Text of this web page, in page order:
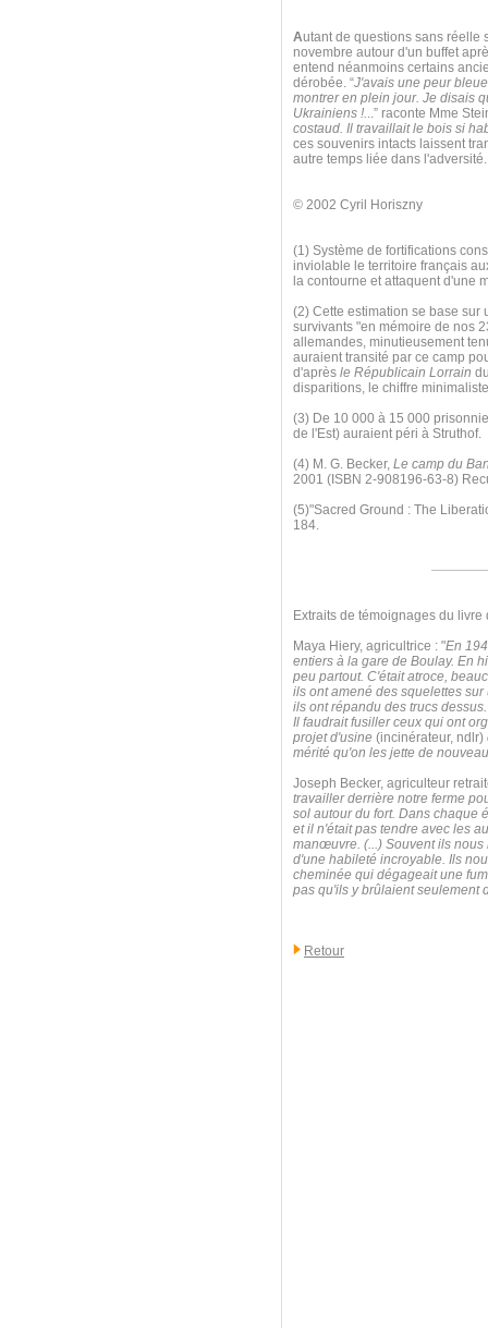
Autant de questions sans réelle
novembre autour d'un buffet
entend néanmoins certains
dérobée. “J'avais une peur
montrer en plein jour. Je disais
Ukrainiens !...” raconte Mme
costaud. Il travaillait le bois si
ces souvenirs intacts laissent
autre temps liée dans
© 2002 Cyril Horiszny
(1) Système de fortifications
inviolable le territoire français
la contourne et attaquent d'une
(2) Cette estimation se base
survivants "en mémoire de nos
allemandes, minutieusement
auraient transité par ce camp
d'après le Républicain Lorrain
disparitions, le chiffre
(3) De 10 000 à 15 000
de l'Est) auraient péri à Struthof.
(4) M. G. Becker, Le camp du
2001 (ISBN 2-908196-63-8)
(5)"Sacred Ground : The
184.
Extraits de témoignages du livre
Maya Hiery, agricultrice : "En
entiers à la gare de Boulay. En
peu partout. C'était atroce,
ils ont amené des squelettes
ils ont répandu des trucs
Il faudrait fusiller ceux qui ont
projet d'usine (incinérateur, ndlr)
mérité qu'on les jette de
Joseph Becker, agriculteur
travailler derrière notre ferme
sol autour du fort. Dans chaque
et il n'était pas tendre avec les
manœuvre. (...) Souvent ils nous
d'une habileté incroyable. Ils
cheminée qui dégageait une
pas qu'ils y brûlaient seulement
Retour